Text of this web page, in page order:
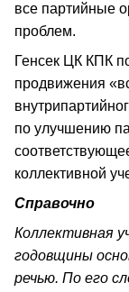
все партийные
проблем.
Генсек ЦК КПК
продвижения
по улучшению
коллективной
Справочно
Коллективная
годовщины
речью. По его